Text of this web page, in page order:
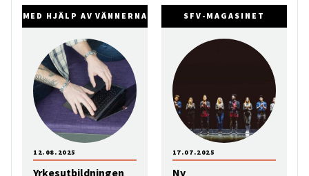
MED HJÄLP AV VÄNNERNA
Yrkesutbildningen
12.08.2025
SFV-MAGASINET
Ny
17.07.2025